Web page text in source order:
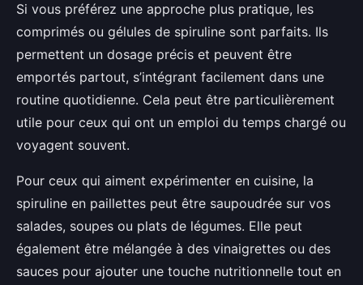
Si vous préférez une approche plus pratique, les
comprimés ou gélules de spiruline sont parfaits. Ils
permettent un dosage précis et peuvent être
emportés partout, s’intégrant facilement dans une
routine quotidienne. Cela peut être particulièrement
utile pour ceux qui ont un emploi du temps chargé ou
voyagent souvent.
Pour ceux qui aiment expérimenter en cuisine, la
spiruline en paillettes peut être saupoudrée sur vos
salades, soupes ou plats de légumes. Elle peut
également être mélangée à des vinaigrettes ou des
sauces pour ajouter une touche nutritionnelle tout en